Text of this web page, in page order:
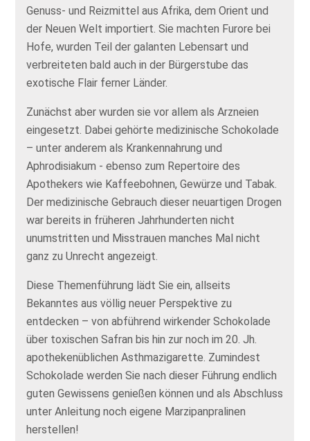
Genuss- und Reizmittel aus Afrika, dem Orient und
der Neuen Welt importiert. Sie machten Furore bei
Hofe, wurden Teil der galanten Lebensart und
verbreiteten bald auch in der Bürgerstube das
exotische Flair ferner Länder.
Zunächst aber wurden sie vor allem als Arzneien
eingesetzt. Dabei gehörte medizinische Schokolade
– unter anderem als Krankennahrung und
Aphrodisiakum - ebenso zum Repertoire des
Apothekers wie Kaffeebohnen, Gewürze und Tabak.
Der medizinische Gebrauch dieser neuartigen Drogen
war bereits in früheren Jahrhunderten nicht
unumstritten und Misstrauen manches Mal nicht
ganz zu Unrecht angezeigt.
Diese Themenführung lädt Sie ein, allseits
Bekanntes aus völlig neuer Perspektive zu
entdecken – von abführend wirkender Schokolade
über toxischen Safran bis hin zur noch im 20. Jh.
apothekenüblichen Asthmazigarette. Zumindest
Schokolade werden Sie nach dieser Führung endlich
guten Gewissens genießen können und als Abschluss
unter Anleitung noch eigene Marzipanpralinen
herstellen!